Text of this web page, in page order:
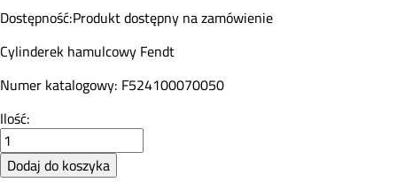
Dostępność:Produkt dostępny na zamówienie
Cylinderek hamulcowy Fendt
Numer katalogowy: F524100070050
Cylinderek
hamulcowy
Fendt
F524100070050
Ilość:
Dodaj do koszyka